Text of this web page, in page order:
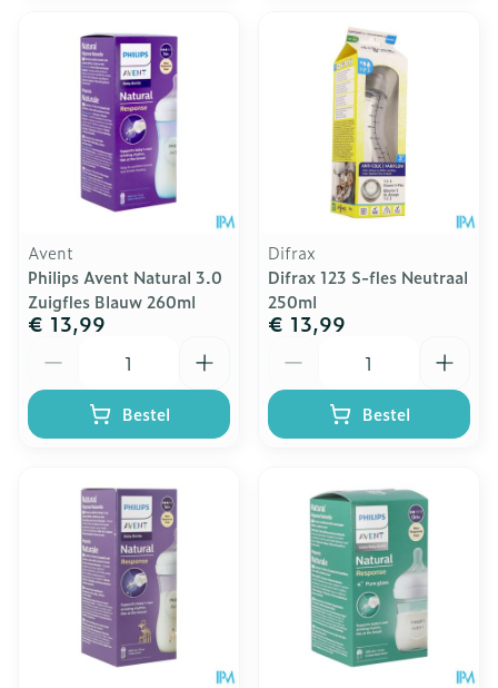
Avent
Philips Avent Natural 3.0
Zuigfles Blauw 260ml
€ 13,99
Bestel
Difrax
Difrax 123 S-fles Neutraal
250ml
€ 13,99
Bestel